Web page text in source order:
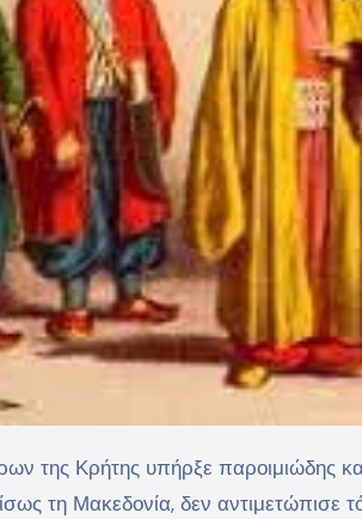
τη Μακεδονία, δεν αντιμετώπισε